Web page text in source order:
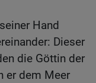
Hand
Dieser
die Göttin der
er dem Meer